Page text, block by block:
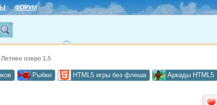
ФОРУМ
Летнее озеро 1.5
Рыбки HTML5 игры без флеша Аркады HTML5